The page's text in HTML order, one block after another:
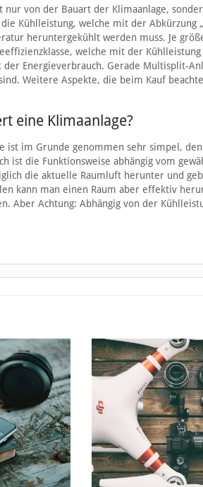
nur von der Bauart der Klimaanlage,
Kühlleistung, welche mit der Abkürzung
heruntergekühlt werden muss. Je
welche mit der
Energieverbrauch. Gerade Multisplit-
Weitere Aspekte, die beim Kauf
eine Klimaanlage?
ist im Grunde genommen sehr simpel,
ist die Funktionsweise abhängig vom
die aktuelle Raumluft herunter und
kann man einen Raum aber effektiv
Aber Achtung: Abhängig von der